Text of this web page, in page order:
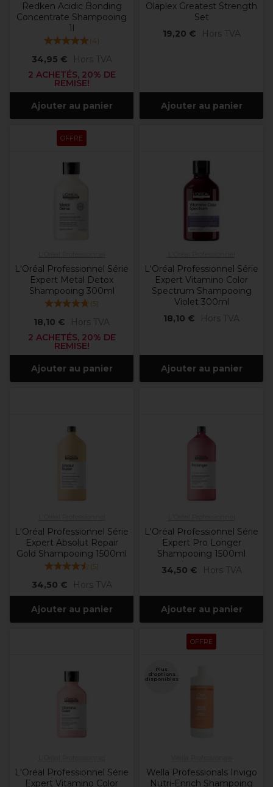
Redken Acidic Bonding
Concentrate Shampooing
1l
(4)
34,95 €
Hors TVA
2 ACHETÉS, 20% DE
REMISE!
Ajouter au panier
Olaplex Greatest Strength
Set
19,20 €
Hors TVA
Ajouter au panier
OFFRE
L'Oréal Professionnel Série
Expert Metal Detox
Shampooing 300ml
(5)
18,10 €
Hors TVA
2 ACHETÉS, 20% DE
REMISE!
Ajouter au panier
L'Oréal Professionnel Série
Expert Vitamino Color
Spectrum Shampooing
Violet 300ml
18,10 €
Hors TVA
Ajouter au panier
L'Oréal Professionnel Série
Expert Absolut Repair
Gold Shampooing 1500ml
(5)
34,50 € Hors TVA
Ajouter au panier
L'Oréal Professionnel Série
Expert Pro Longer
Shampooing 1500ml
34,50 €
Hors TVA
Ajouter au panier
L'Oréal Professionnel Série
Expert Vitamino Color
OFFRE
Plus
d'options
disponibles
Wella Professionals Invigo
Nutri-Enrich Shampoing